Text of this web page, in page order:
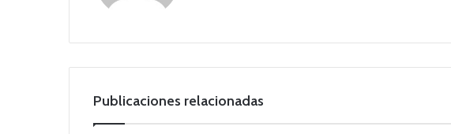
Publicaciones relacionadas